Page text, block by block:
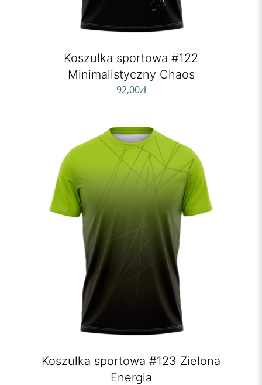
Koszulka sportowa #122
Minimalistyczny Chaos
92,00zł
Koszulka sportowa #123 Zielona
Energia